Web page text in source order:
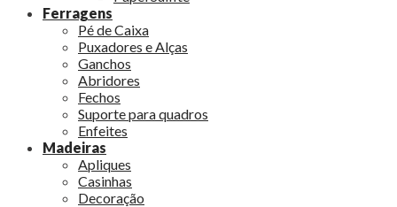
Ferragens
Pé de Caixa
Puxadores e Alças
Ganchos
Abridores
Fechos
Suporte para quadros
Enfeites
Madeiras
Apliques
Casinhas
Decoração